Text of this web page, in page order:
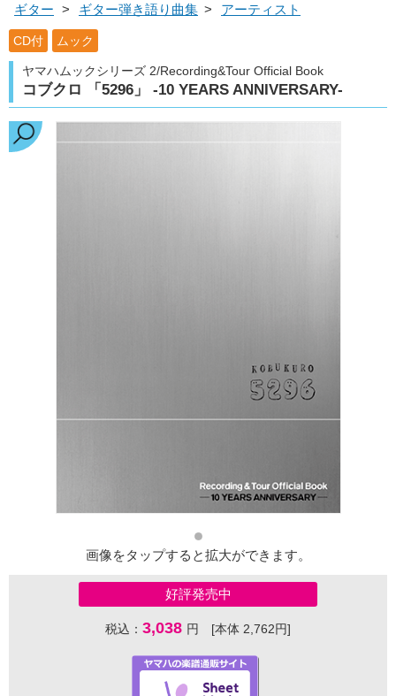
ギター > ギター弾き語り曲集 > アーティスト
CD付 ムック
ヤマハムックシリーズ 2/Recording&Tour Official Book
コブクロ 「5296」 -10 YEARS ANNIVERSARY-
画像をタップすると拡大ができます。
好評発売中
税込： 3,038 円 [本体 2,762円]